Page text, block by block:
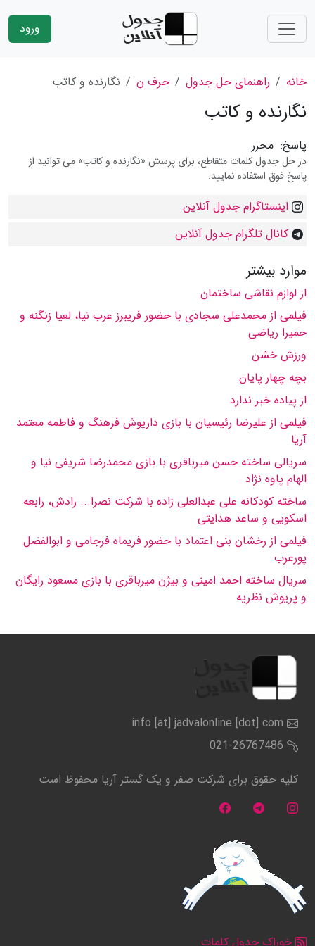
ورود
خانه راهنمای حل جدول حرف ن نگارنده و كاتب
نگارنده و كاتب
پاسخ: محرر
در حل جدول کلمات متقاطع، برای پرسش «نگارنده و كاتب» می توانید از
پاسخ فوق استفاده نمایید.
اینستاگرام جدول آنلاین
کانال تلگرام جدول آنلاین
موارد بیشتر
از لوازم نقاشی ساختمان
فیلمی از محمدعلی سجادی با حضور فریبرز عرب نیا، لعیا زنگنه و
حمیرا ریاضی
ورزش خشن
بچه چهار پایان
از پیاده خبر ندارد
فیلمی از علیرضا رئیسیان با بازی داریوش فرهنگ و فاطمه معتمد
آریا
سریالی ساخته حسن میرباقری با بازی محمدرضا شریفی نیا و
الهام پاوه نژاد
ساخته كودكانه علی عبدالعلی زاده با شركت نصرا... رادش، رابعه
اسكویی و ساعد هدایتی
فیلمی از رخشان بنی اعتماد با حضور فریماه فرجامی و ابوالفضل
پورعرب
سریال ساخته احمد امینی و بیژن میرباقری با بازی مسعود رایگان
و پریوش نظریه
info [at] jadvalonline [dot] com
021-26767486
کلیه حقوق برای شرکت صفر و یک گستر آریا محفوظ است
خوراک جدول کلمات